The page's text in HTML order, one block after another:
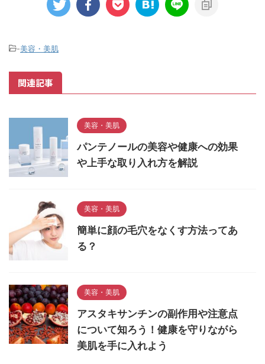
-美容・美肌
関連記事
美容・美肌
パンテノールの美容や健康への効果
や上手な取り入れ方を解説
美容・美肌
簡単に顔の毛穴をなくす方法ってあ
る？
美容・美肌
アスタキサンチンの副作用や注意点
について知ろう！健康を守りながら
美肌を手に入れよう